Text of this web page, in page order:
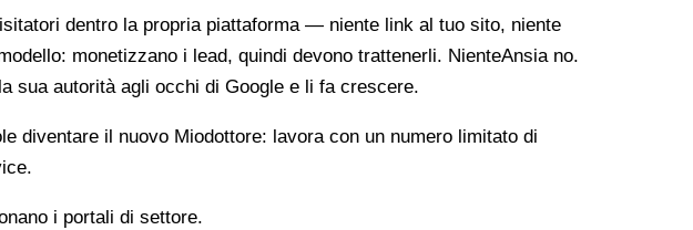
dentro la propria piattaforma — niente link al tuo sito, niente
monetizzano i lead, quindi devono trattenerli. NienteAnsia no.
sua autorità agli occhi di Google e li fa crescere.
diventare il nuovo Miodottore: lavora con un numero limitato di
i portali di settore.